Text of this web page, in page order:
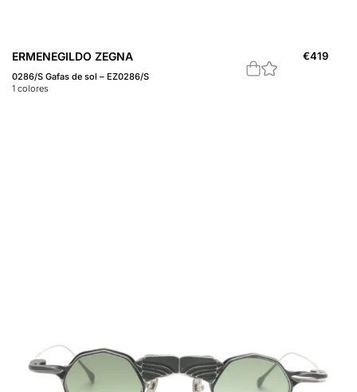
ERMENEGILDO ZEGNA
0286/S Gafas de sol – EZ0286/S
1 colores
€419